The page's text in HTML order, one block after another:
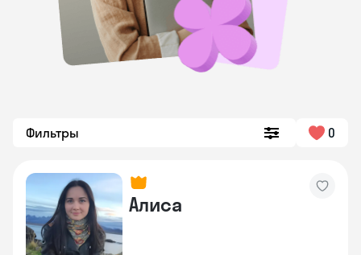
Фильтры 0
Алиса